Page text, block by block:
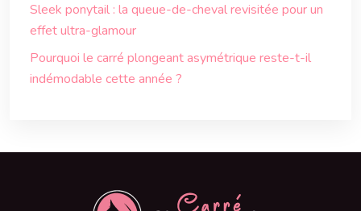
Sleek ponytail : la queue-de-cheval revisitée pour un
effet ultra-glamour
Pourquoi le carré plongeant asymétrique reste-t-il
indémodable cette année ?